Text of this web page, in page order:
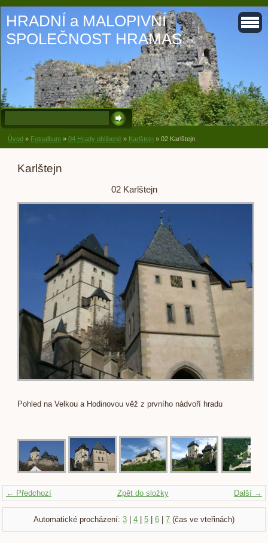
HRADNÍ a MALOPIVNÍ
SPOLEČNOST HRAMAS
Úvod » Fotoalbum » 04 Hrady oblíbené » Karlštejn » 02 Karlštejn
Karlštejn
02 Karlštejn
Pohled na Velkou a Hodinovou věž z prvního nádvoří hradu
← Předchozí Další →
Zpět do složky
Automatické procházení: 3 | 4 | 5 | 6 | 7 (čas ve vteřinách)